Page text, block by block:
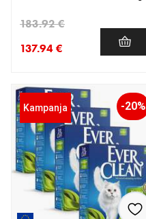
137.94 €
183.92 €
Kampanja -20%